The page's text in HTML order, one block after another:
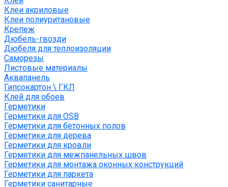
Клеи акриловые
Клеи полиуритановые
Крепеж
Дюбель-гвозди
Дюбеля для теплоизоляции
Саморезы
Листовые материалы
Аквапанель
Гипсокартон \ ГКЛ
Клей для обоев
Герметики
Герметики для OSB
Герметики для бетонных полов
Герметики для дерева
Герметики для кровли
Герметики для межпанельных швов
Герметики для монтажа оконных конструкций
Герметики для паркета
Герметики санитарные